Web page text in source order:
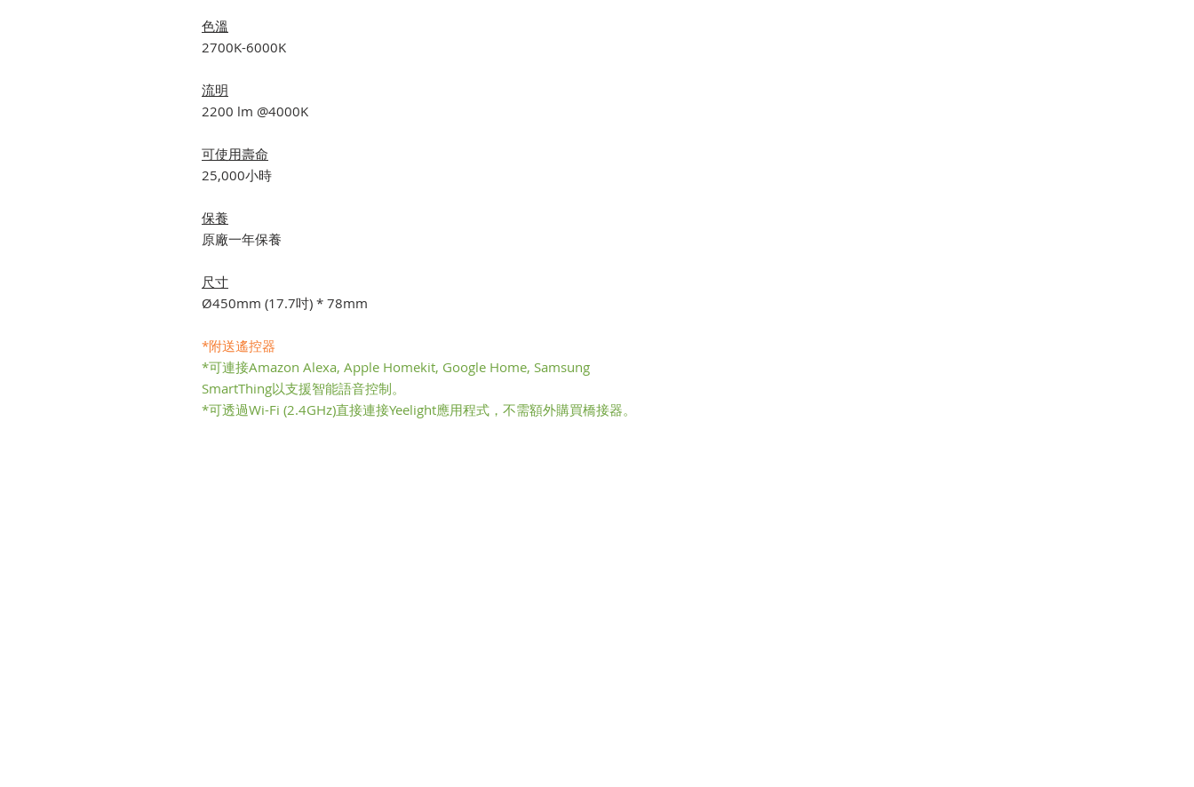
色溫
2700K-6000K
流明
2200 lm @4000K
可使用壽命
25,000小時
保養
原廠一年保養
尺寸
Ø450mm (17.7吋) * 78mm
*附送遙控器
*可連接Amazon Alexa, Apple Homekit, Google Home, Samsung
SmartThing以支援智能語音控制。
*可透過Wi-Fi (2.4GHz)直接連接Yeelight應用程式，不需額外購買橋接器。